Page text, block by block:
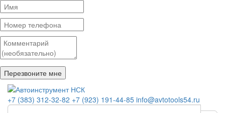
+7 (383) 312-32-82 +7 (923) 191-44-85 info@avtotools54.ru